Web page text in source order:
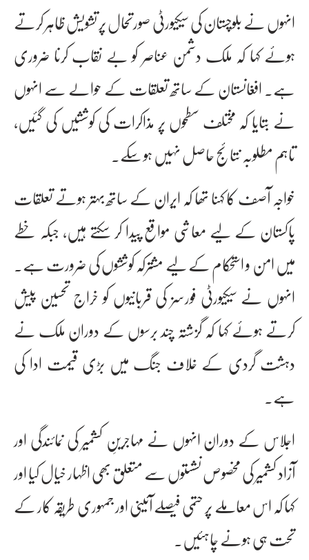
انہوں نے بلوچستان کی سیکیورٹی صورتحال پر تشویش ظاہر کرتے
ہوئے کہا کہ ملک دشمن عناصر کو بے نقاب کرنا ضروری
ہے۔ افغانستان کے ساتھ تعلقات کے حوالے سے انہوں
نے بتایا کہ مختلف سطحوں پر مذاکرات کی کوششیں کی گئیں،
تاہم مطلوبہ نتائج حاصل نہیں ہو سکے۔
خواجہ آصف کا کہنا تھا کہ ایران کے ساتھ بہتر ہوتے تعلقات
پاکستان کے لیے معاشی مواقع پیدا کر سکتے ہیں، جبکہ خطے
میں امن و استحکام کے لیے مشترکہ کوششوں کی ضرورت ہے۔
انہوں نے سیکیورٹی فورسز کی قربانیوں کو خراج تحسین پیش
کرتے ہوئے کہا کہ گزشتہ چند برسوں کے دوران ملک نے
دہشت گردی کے خلاف جنگ میں بڑی قیمت ادا کی
ہے۔
اجلاس کے دوران انہوں نے مہاجرینِ کشمیر کی نمائندگی اور
آزاد کشمیر کی مخصوص نشستوں سے متعلق بھی اظہار خیال کیا اور
کہا کہ اس معاملے پر حتمی فیصلے آئینی اور جمہوری طریقہ کار کے
تحت ہی ہونے چاہئیں۔